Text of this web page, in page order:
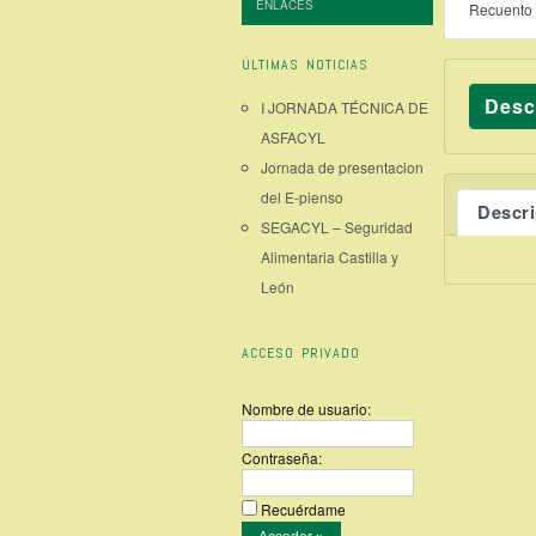
ENLACES
ÚLTIMAS NOTICIAS
I JORNADA TÉCNICA DE
ASFACYL
Jornada de presentacion
del E-pienso
SEGACYL – Seguridad
Alimentaria Castilla y
León
ACCESO PRIVADO
Nombre de usuario:
Contraseña:
Recuérdame